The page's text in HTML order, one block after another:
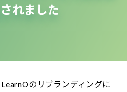
れました
のリブランディングに